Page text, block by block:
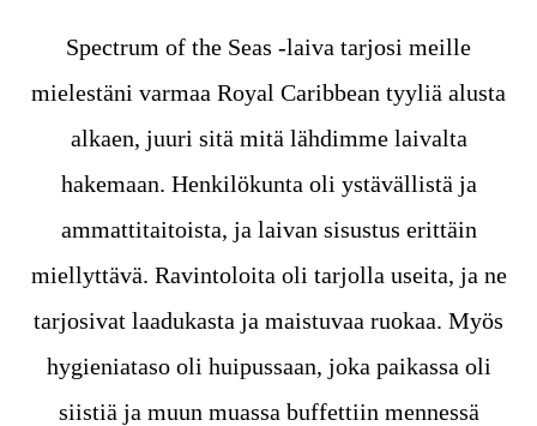
Spectrum of the Seas -laiva tarjosi meille
mielestäni varmaa Royal Caribbean tyyliä alusta
alkaen, juuri sitä mitä lähdimme laivalta
hakemaan. Henkilökunta oli ystävällistä ja
ammattitaitoista, ja laivan sisustus erittäin
miellyttävä. Ravintoloita oli tarjolla useita, ja ne
tarjosivat laadukasta ja maistuvaa ruokaa. Myös
hygieniataso oli huipussaan, joka paikassa oli
siistiä ja muun muassa buffettiin mennessä